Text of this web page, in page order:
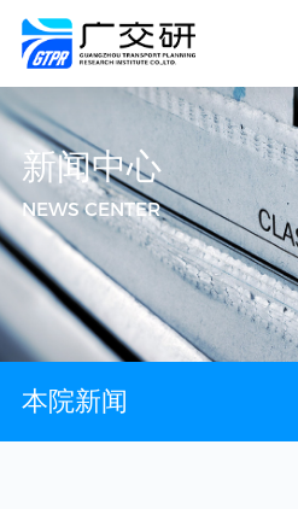
新闻中心
NEWS CENTER
本院新闻